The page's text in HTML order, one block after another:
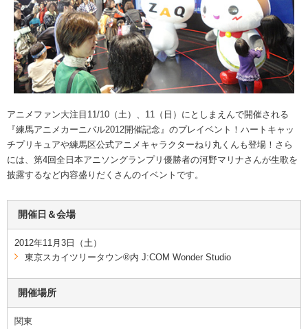
アニメファン大注目11/10（土）、11（日）にとしまえんで開催される
『練馬アニメカーニバル2012開催記念』のプレイベント！ハートキャッ
チプリキュアや練馬区公式アニメキャラクターねり丸くんも登場！さら
には、第4回全日本アニソングランプリ優勝者の河野マリナさんが生歌を
披露するなど内容盛りだくさんのイベントです。
開催日＆会場
2012年11月3日（土）
東京スカイツリータウン®内 J:COM Wonder Studio
開催場所
関東